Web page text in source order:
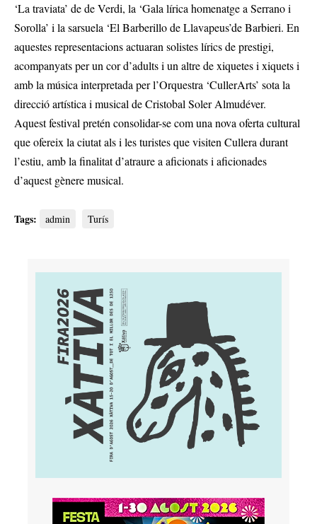
‘La traviata’ de de Verdi, la ‘Gala lírica homenatge a Serrano i
Sorolla’ i la sarsuela ‘El Barberillo de Llavapeus’de Barbieri. En
aquestes representacions actuaran solistes lírics de prestigi,
acompanyats per un cor d’adults i un altre de xiquetes i xiquets i
amb la música interpretada per l’Orquestra ‘CullerArts’ sota la
direcció artística i musical de Cristobal Soler Almudéver.
Aquest festival pretén consolidar-se com una nova oferta cultural
que ofereix la ciutat als i les turistes que visiten Cullera durant
l’estiu, amb la finalitat d’atraure a aficionats i aficionades
d’aquest gènere musical.
Tags: admin Turís